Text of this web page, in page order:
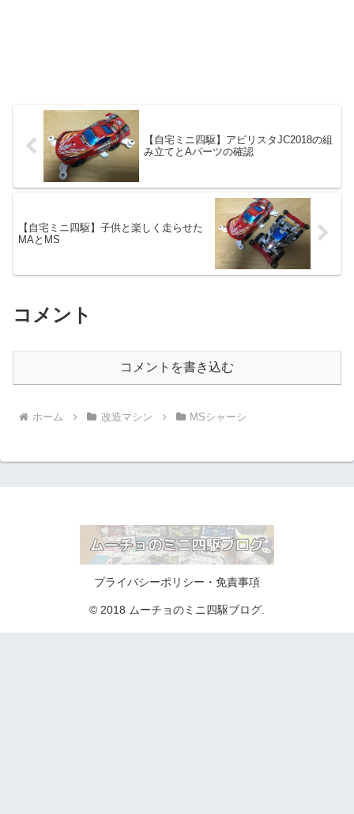
【自宅ミニ四駆】アビリスタJC2018の組
み立てとAパーツの確認
【自宅ミニ四駆】子供と楽しく走らせた
MAとMS
コメント
コメントを書き込む
ホーム 改造マシン MSシャーシ
プライバシーポリシー・免責事項
© 2018 ムーチョのミニ四駆ブログ.